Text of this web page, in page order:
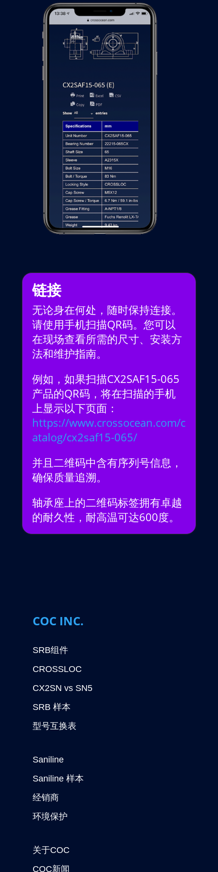
链接
无论身在何处，随时保持连接。
请使用手机扫描QR码。您可以
在现场查看所需的尺寸、安装方
法和维护指南。
例如，如果扫描CX2SAF15-065
产品的QR码，将在扫描的手机
上显示以下页面：
https://www.crossocean.com/c
atalog/cx2saf15-065/
并且二维码中含有序列号信息，
确保质量追溯。
轴承座上的二维码标签拥有卓越
的耐久性，耐高温可达600度。
COC INC.
SRB组件
CROSSLOC
CX2SN vs SN5
SRB 样本
型号互换表
Saniline
Saniline 样本
经销商
环境保护
关于COC
COC新闻